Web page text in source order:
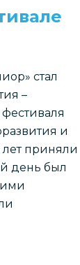
стал
–
и
лет приняли
день был